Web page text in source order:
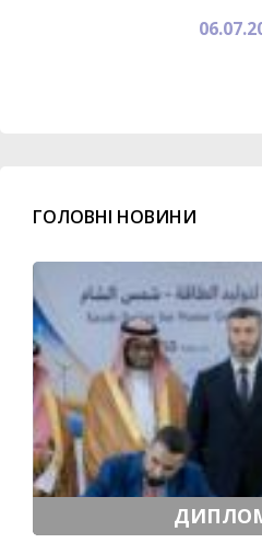
ГОЛОВНІ НОВИНИ